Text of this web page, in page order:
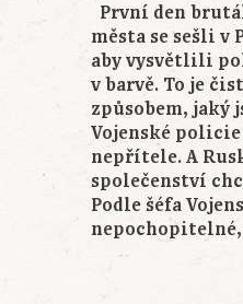
První den
města se sešli v
aby vysvětlili
v barvě. To je
způsobem,
Vojenské
nepřítele. A
společenství
Podle šéfa